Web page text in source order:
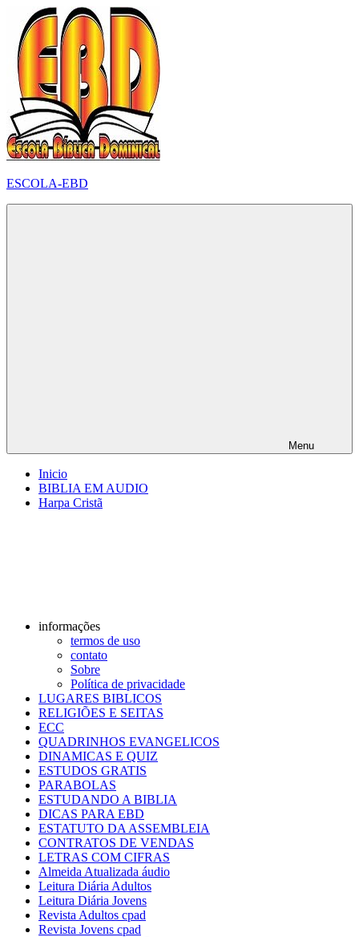
para
conteúdo
ESCOLA-EBD
Menu
Inicio
BIBLIA EM AUDIO
Harpa Cristã
informações
termos de uso
contato
Sobre
Política de privacidade
LUGARES BIBLICOS
RELIGIÕES E SEITAS
ECC
QUADRINHOS EVANGELICOS
DINAMICAS E QUIZ
ESTUDOS GRATIS
PARABOLAS
ESTUDANDO A BIBLIA
DICAS PARA EBD
ESTATUTO DA ASSEMBLEIA
CONTRATOS DE VENDAS
LETRAS COM CIFRAS
Almeida Atualizada áudio
Leitura Diária Adultos
Leitura Diária Jovens
Revista Adultos cpad
Revista Jovens cpad